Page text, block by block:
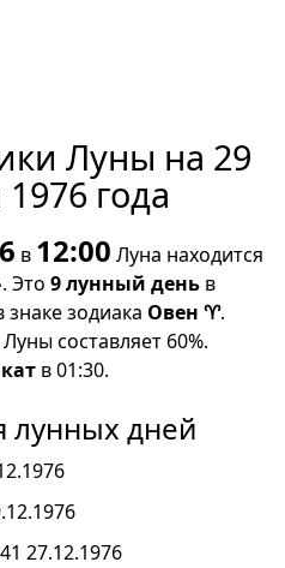
Луны на 29
года
в 12:00 Луна находится
. Это 9 лунный день в
зодиака Овен ♈.
Луны составляет 60%.
в 01:30.
лунных дней
27.12.1976